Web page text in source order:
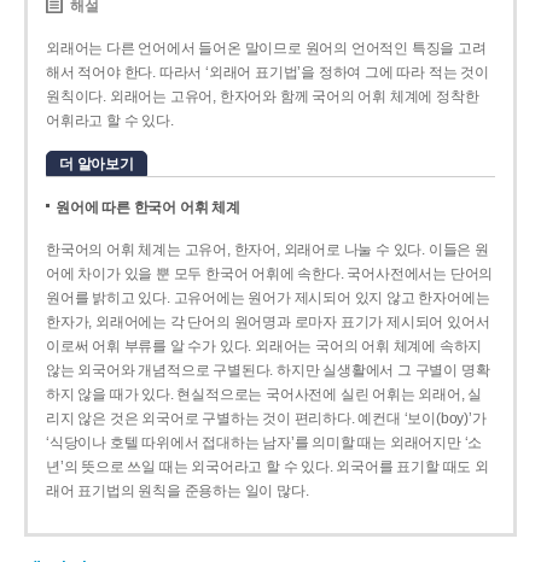
해설
외래어는 다른 언어에서 들어온 말이므로 원어의 언어적인 특징을 고려
해서 적어야 한다. 따라서 ‘외래어 표기법’을 정하여 그에 따라 적는 것이
원칙이다. 외래어는 고유어, 한자어와 함께 국어의 어휘 체계에 정착한
어휘라고 할 수 있다.
더 알아보기
원어에 따른 한국어 어휘 체계
한국어의 어휘 체계는 고유어, 한자어, 외래어로 나눌 수 있다. 이들은 원
어에 차이가 있을 뿐 모두 한국어 어휘에 속한다. 국어사전에서는 단어의
원어를 밝히고 있다. 고유어에는 원어가 제시되어 있지 않고 한자어에는
한자가, 외래어에는 각 단어의 원어명과 로마자 표기가 제시되어 있어서
이로써 어휘 부류를 알 수가 있다. 외래어는 국어의 어휘 체계에 속하지
않는 외국어와 개념적으로 구별된다. 하지만 실생활에서 그 구별이 명확
하지 않을 때가 있다. 현실적으로는 국어사전에 실린 어휘는 외래어, 실
리지 않은 것은 외국어로 구별하는 것이 편리하다. 예컨대 ‘보이(boy)’가
‘식당이나 호텔 따위에서 접대하는 남자’를 의미할 때는 외래어지만 ‘소
년’의 뜻으로 쓰일 때는 외국어라고 할 수 있다. 외국어를 표기할 때도 외
래어 표기법의 원칙을 준용하는 일이 많다.